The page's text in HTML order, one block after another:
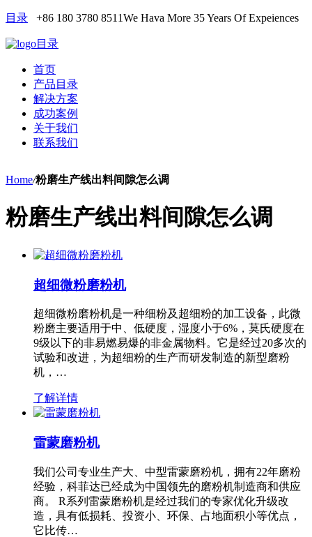
目录 +86 180 3780 8511We Hava More 35 Years Of Expeiences
目录
首页
产品目录
解决方案
成功案例
关于我们
联系我们
Home/粉磨生产线出料间隙怎么调
粉磨生产线出料间隙怎么调
超细微粉磨粉机
超细微粉磨粉机是一种细粉及超细粉的加工设备，此微
粉磨主要适用于中、低硬度，湿度小于6%，莫氏硬度在
9级以下的非易燃易爆的非金属物料。它是经过20多次的
试验和改进，为超细粉的生产而研发制造的新型磨粉
机，…
了解详情
雷蒙磨粉机
我们公司专业生产大、中型雷蒙磨粉机，拥有22年磨粉
经验，科菲达已经成为中国领先的磨粉机制造商和供应
商。 R系列雷蒙磨粉机是经过我们的专家优化升级改
造，具有低损耗、投资小、环保、占地面积小等优点，
它比传…